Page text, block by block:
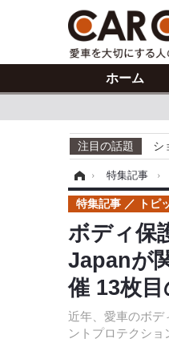
ホーム
注目の話題 シ
› 特集記事 ›
ボディ保
Japanが
催 13枚
近年、愛車のボデ
ントプロテクショ
特集記事 トピ